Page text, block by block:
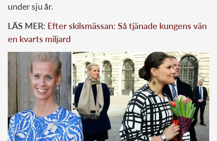
under sju år.
LÄS MER: Efter skilsmässan: Så tjänade kungens vän
en kvarts miljard